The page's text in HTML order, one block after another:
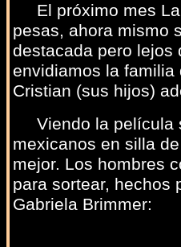
El próximo mes
pesas, ahora mismo
destacada pero lejos
envidiamos la familia
Cristian (sus hijos)
Viendo la película
mexicanos en silla
mejor. Los hombres
para sortear, hechos
Gabriela Brimmer: